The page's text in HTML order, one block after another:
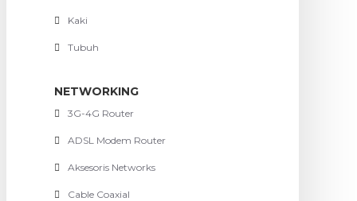
Kaki
Tubuh
NETWORKING
3G-4G Router
ADSL Modem Router
Aksesoris Networks
Cable Coaxial